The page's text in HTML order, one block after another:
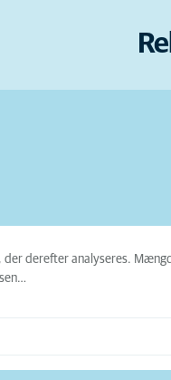
derefter analyseres.